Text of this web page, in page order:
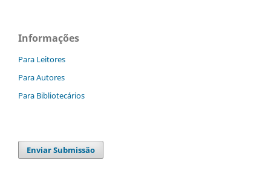
Informações
Para Leitores
Para Autores
Para Bibliotecários
Enviar Submissão